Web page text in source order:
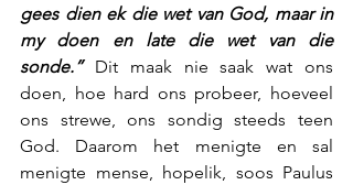
gees dien ek die wet van God, maar in
my doen en late die wet van die
sonde.” Dit maak nie saak wat ons
doen, hoe hard ons probeer, hoeveel
ons strewe, ons sondig steeds teen
God. Daarom het menigte en sal
menigte mense, hopelik, soos Paulus